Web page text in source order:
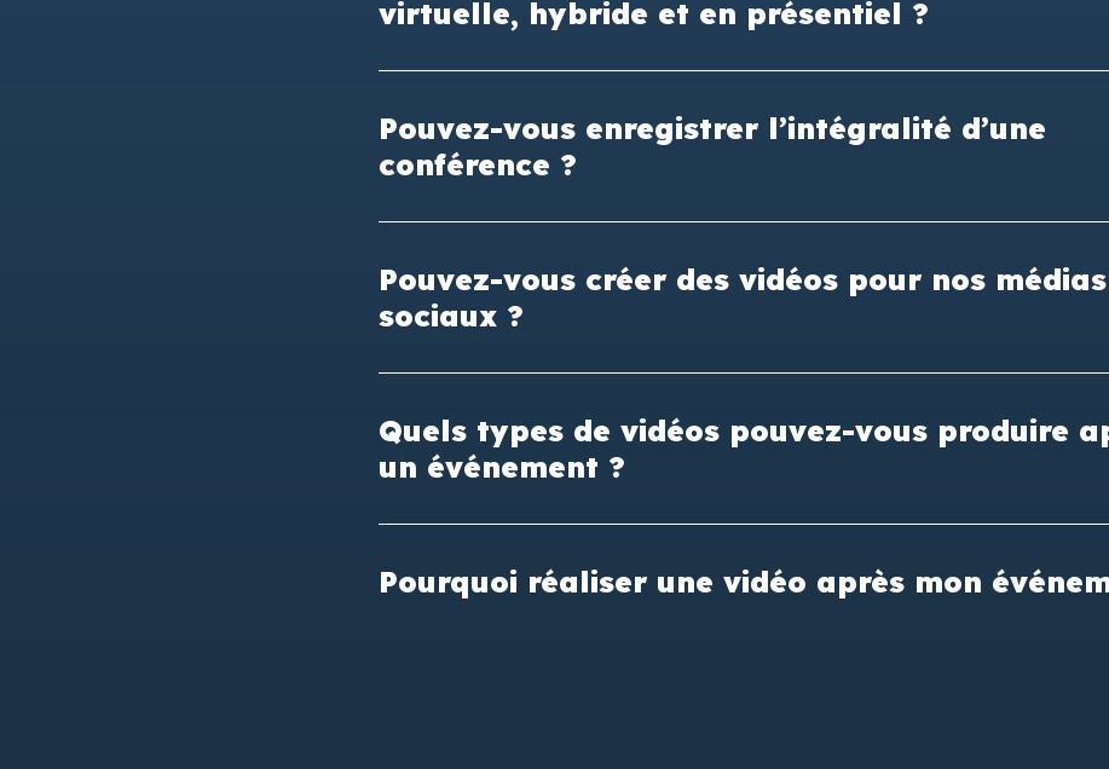
virtuelle, hybride et en présentiel ?
Pouvez-vous enregistrer l’intégralité d’une
conférence ?
Pouvez-vous créer des vidéos pour nos médias
sociaux ?
Quels types de vidéos pouvez-vous produire
un événement ?
Pourquoi réaliser une vidéo après mon